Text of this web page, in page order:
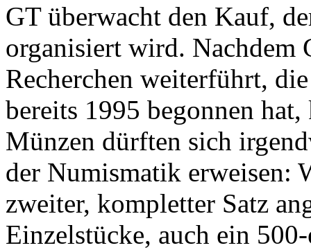
GT überwacht den Kauf,
organisiert wird. Nachdem
Recherchen weiterführt,
bereits 1995 begonnen
Münzen dürften sich
der Numismatik erweisen:
zweiter, kompletter Satz
Einzelstücke, auch ein